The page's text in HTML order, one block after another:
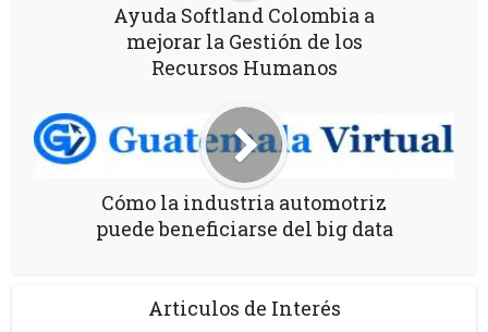
Ayuda Softland Colombia a
mejorar la Gestión de los
Recursos Humanos
Cómo la industria automotriz
puede beneficiarse del big data
Articulos de Interés